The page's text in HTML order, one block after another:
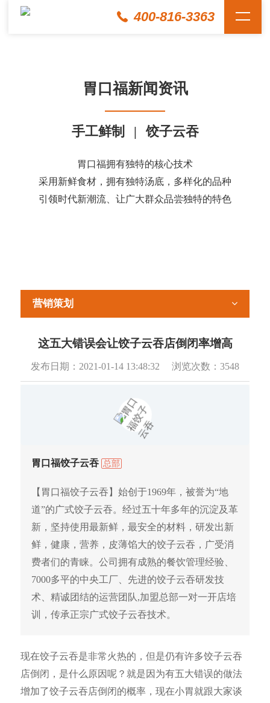
400-816-3363
胃口福新闻资讯
手工鲜制 | 饺子云吞
胃口福拥有独特的核心技术
采用新鲜食材，拥有独特汤底，多样化的品种
引领时代新潮流、让广大群众品尝独特的特色
营销策划
这五大错误会让饺子云吞店倒闭率增高
发布日期： 2021-01-14 13:48:32 浏览次数： 3548
胃口福饺子云吞 总部
【胃口福饺子云吞】始创于1969年，被誉为“地
道”的广式饺子云吞。经过五十年多年的沉淀及革
新，坚持使用最新鲜，最安全的材料，研发出新
鲜，健康，营养，皮薄馅大的饺子云吞，广受消
费者们的青睐。公司拥有成熟的餐饮管理经验、
7000多平的中央工厂、先进的饺子云吞研发技
术、精诚团结的运营团队,加盟总部一对一开店培
训，传承正宗广式饺子云吞技术。
现在饺子云吞是非常火热的，但是仍有许多饺子云吞
店倒闭，是什么原因呢？就是因为有五大错误的做法
增加了饺子云吞店倒闭的概率，现在小胃就跟大家谈